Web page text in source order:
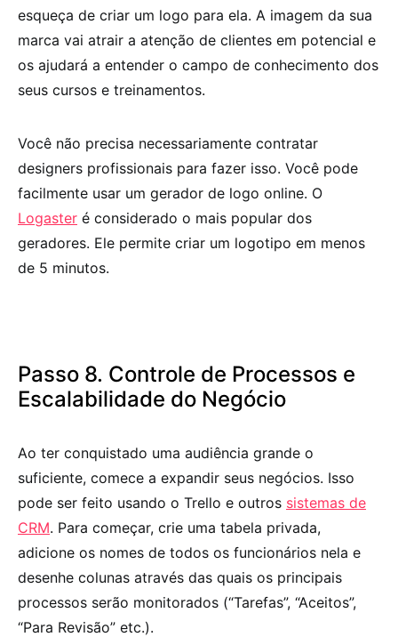
esqueça de criar um logo para ela. A imagem da sua
marca vai atrair a atenção de clientes em potencial e
os ajudará a entender o campo de conhecimento dos
seus cursos e treinamentos.
Você não precisa necessariamente contratar
designers profissionais para fazer isso. Você pode
facilmente usar um gerador de logo online. O
Logaster é considerado o mais popular dos
geradores. Ele permite criar um logotipo em menos
de 5 minutos.
Passo 8. Controle de Processos e
Escalabilidade do Negócio
Ao ter conquistado uma audiência grande o
suficiente, comece a expandir seus negócios. Isso
pode ser feito usando o Trello e outros sistemas de
CRM. Para começar, crie uma tabela privada,
adicione os nomes de todos os funcionários nela e
desenhe colunas através das quais os principais
processos serão monitorados (“Tarefas”, “Aceitos”,
“Para Revisão” etc.).